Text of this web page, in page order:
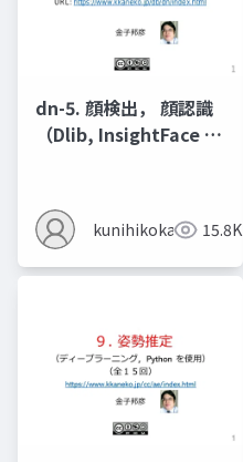
dn-5. 顔検出， 顔認識
（Dlib, InsightFace を
kunihikokaneko15.8K